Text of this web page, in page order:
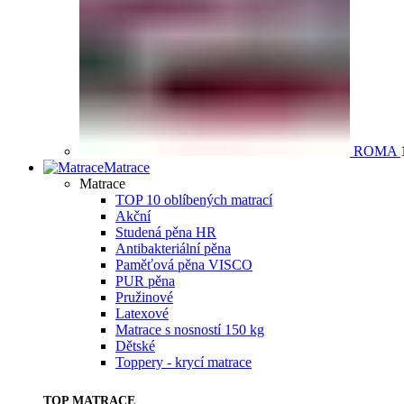
ROMA
Matrace
Matrace
TOP 10 oblíbených matrací
Akční
Studená pěna HR
Antibakteriální pěna
Paměťová pěna VISCO
PUR pěna
Pružinové
Latexové
Matrace s nosností 150 kg
Dětské
Toppery - krycí matrace
TOP MATRACE